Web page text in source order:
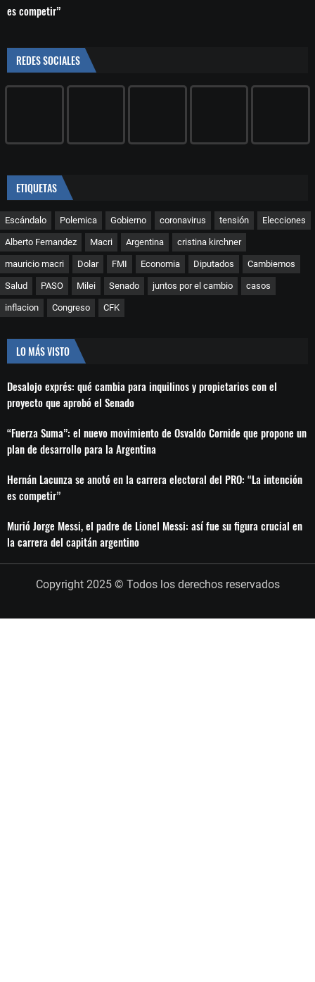
es competir”
REDES SOCIALES
ETIQUETAS
Escándalo Polemica Gobierno coronavirus tensión Elecciones
Alberto Fernandez Macri Argentina cristina kirchner
mauricio macri Dolar FMI Economia Diputados Cambiemos
Salud PASO Milei Senado juntos por el cambio casos
inflacion Congreso CFK
LO MÁS VISTO
Desalojo exprés: qué cambia para inquilinos y propietarios con el
proyecto que aprobó el Senado
“Fuerza Suma”: el nuevo movimiento de Osvaldo Cornide que propone un
plan de desarrollo para la Argentina
Hernán Lacunza se anotó en la carrera electoral del PRO: “La intención
es competir”
Murió Jorge Messi, el padre de Lionel Messi: así fue su figura crucial en
la carrera del capitán argentino
Copyright 2025 © Todos los derechos reservados